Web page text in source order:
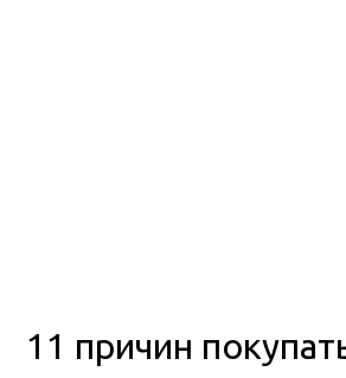
11 причин